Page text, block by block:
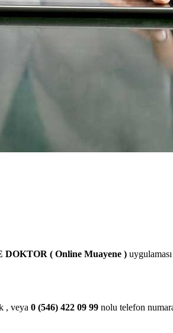
DOKTOR ( Online Muayene )
, veya 0 (546) 422 09 99 nolu telefon